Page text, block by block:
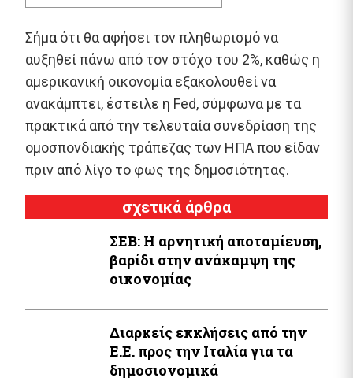
Σήμα ότι θα αφήσει τον πληθωρισμό να
αυξηθεί πάνω από τον στόχο του 2%, καθώς η
αμερικανική οικονομία εξακολουθεί να
ανακάμπτει, έστειλε η Fed, σύμφωνα με τα
πρακτικά από την τελευταία συνεδρίαση της
ομοσπονδιακής τράπεζας των ΗΠΑ που είδαν
πριν από λίγο το φως της δημοσιότητας.
σχετικά άρθρα
ΣΕΒ: Η αρνητική αποταμίευση,
βαρίδι στην ανάκαμψη της
οικονομίας
Διαρκείς εκκλήσεις από την
Ε.Ε. προς την Ιταλία για τα
δημοσιονομικά